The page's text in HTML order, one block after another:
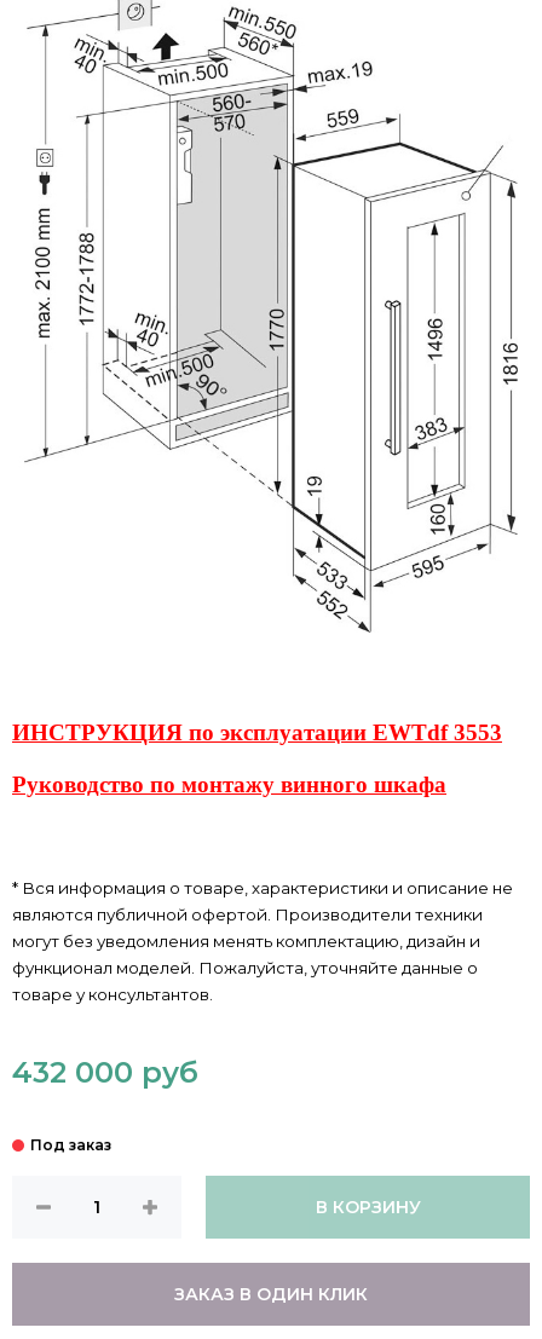
ИНСТРУКЦИЯ по эксплуатации EWTdf 3553
Руководство по монтажу винного шкафа
* Вся информация о товаре, характеристики и описание не
являются публичной офертой. Производители техники
могут без уведомления менять комплектацию, дизайн и
функционал моделей. Пожалуйста, уточняйте данные о
товаре у консультантов.
432 000 руб
В КОРЗИНУ
ЗАКАЗ В ОДИН КЛИК